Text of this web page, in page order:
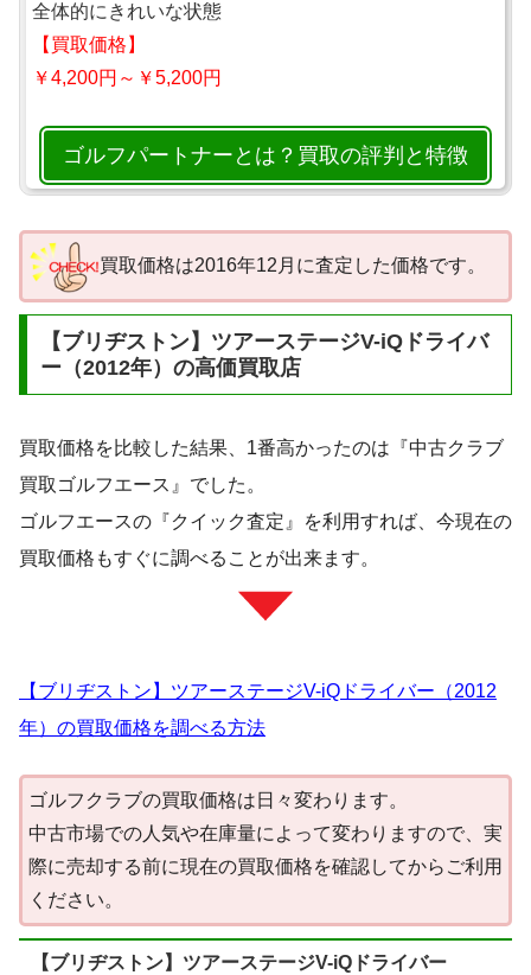
全体的にきれいな状態
【買取価格】
￥4,200円～￥5,200円
ゴルフパートナーとは？買取の評判と特徴
買取価格は2016年12月に査定した価格です。
【ブリヂストン】ツアーステージV-iQドライバ
ー（2012年）の高価買取店
買取価格を比較した結果、1番高かったのは『中古クラブ
買取ゴルフエース』でした。
ゴルフエースの『クイック査定』を利用すれば、今現在の
買取価格もすぐに調べることが出来ます。
【ブリヂストン】ツアーステージV-iQドライバー（2012
年）の買取価格を調べる方法
ゴルフクラブの買取価格は日々変わります。
中古市場での人気や在庫量によって変わりますので、実
際に売却する前に現在の買取価格を確認してからご利用
ください。
【ブリヂストン】ツアーステージV-iQドライバー